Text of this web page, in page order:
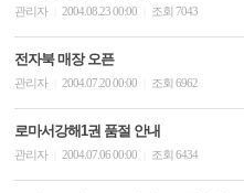
관리자 2004.08.23 00:00 조회 7043
전자북 매장 오픈
관리자 2004.07.20 00:00 조회 6962
로마서강해1권 품절 안내
관리자 2004.07.06 00:00 조회 6434